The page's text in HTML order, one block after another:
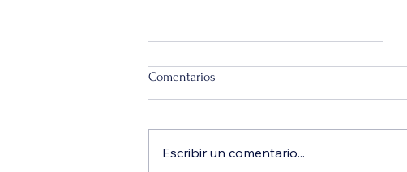
Comentarios
Escribir un comentario...